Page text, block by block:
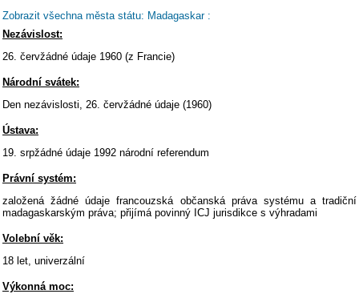
Zobrazit všechna města státu: Madagaskar :
Nezávislost:
26. červžádné údaje 1960 (z Francie)
Národní svátek:
Den nezávislosti, 26. červžádné údaje (1960)
Ústava:
19. srpžádné údaje 1992 národní referendum
Právní systém:
založená žádné údaje francouzská občanská práva systému a tradiční
madagaskarským práva; přijímá povinný ICJ jurisdikce s výhradami
Volební věk:
18 let, univerzální
Výkonná moc: